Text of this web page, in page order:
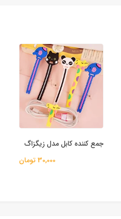
جمع کننده کابل مدل زیگزاگ
30,000 تومان